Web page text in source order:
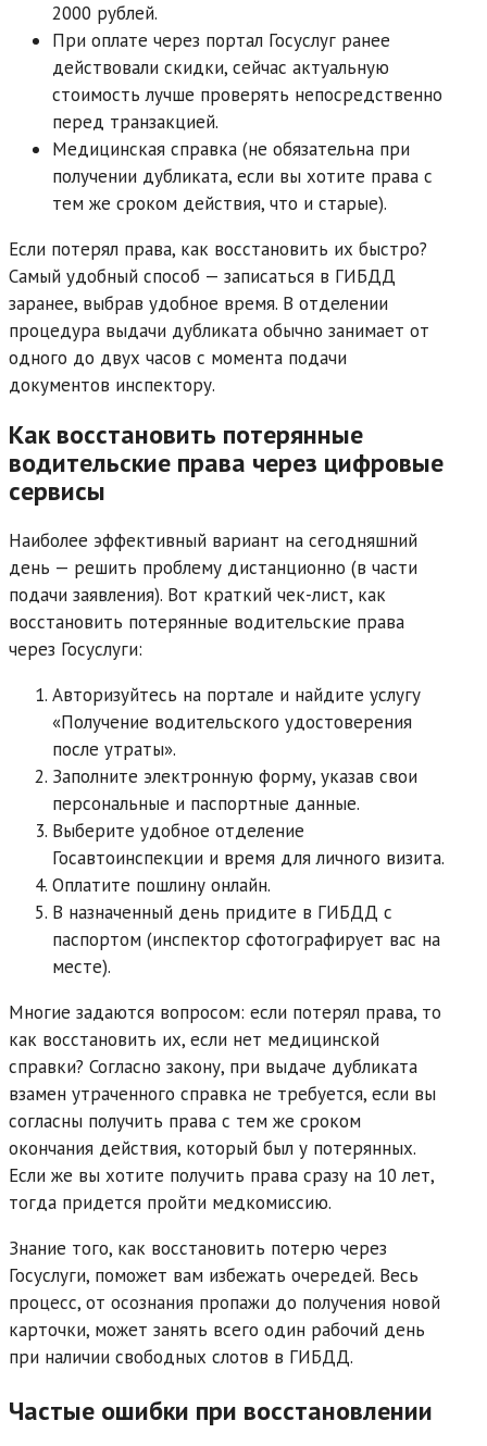
2000 рублей.
При оплате через портал Госуслуг ранее
действовали скидки, сейчас актуальную
стоимость лучше проверять непосредственно
перед транзакцией.
Медицинская справка (не обязательна при
получении дубликата, если вы хотите права с
тем же сроком действия, что и старые).
Если потерял права, как восстановить их быстро?
Самый удобный способ — записаться в ГИБДД
заранее, выбрав удобное время. В отделении
процедура выдачи дубликата обычно занимает от
одного до двух часов с момента подачи
документов инспектору.
Как восстановить потерянные
водительские права через цифровые
сервисы
Наиболее эффективный вариант на сегодняшний
день — решить проблему дистанционно (в части
подачи заявления). Вот краткий чек-лист, как
восстановить потерянные водительские права
через Госуслуги:
Авторизуйтесь на портале и найдите услугу
«Получение водительского удостоверения
после утраты».
Заполните электронную форму, указав свои
персональные и паспортные данные.
Выберите удобное отделение
Госавтоинспекции и время для личного визита.
Оплатите пошлину онлайн.
В назначенный день придите в ГИБДД с
паспортом (инспектор сфотографирует вас на
месте).
Многие задаются вопросом: если потерял права, то
как восстановить их, если нет медицинской
справки? Согласно закону, при выдаче дубликата
взамен утраченного справка не требуется, если вы
согласны получить права с тем же сроком
окончания действия, который был у потерянных.
Если же вы хотите получить права сразу на 10 лет,
тогда придется пройти медкомиссию.
Знание того, как восстановить потерю через
Госуслуги, поможет вам избежать очередей. Весь
процесс, от осознания пропажи до получения новой
карточки, может занять всего один рабочий день
при наличии свободных слотов в ГИБДД.
Частые ошибки при восстановлении